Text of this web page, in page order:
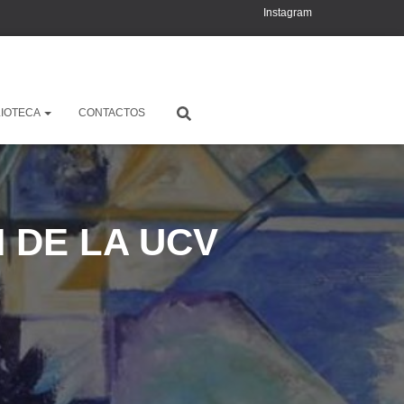
Instagram
CONTACTOS
DE LA UCV